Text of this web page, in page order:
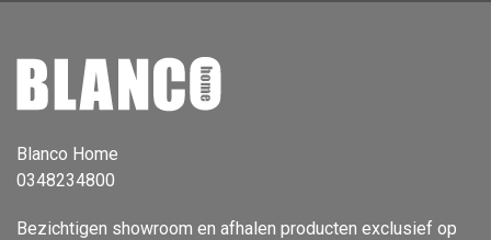
Tafellamp
Vloerlamp
Wandlamp
Lampenkappen
Blanco Home
0348234800
Bezichtigen showroom en afhalen producten exclusief op